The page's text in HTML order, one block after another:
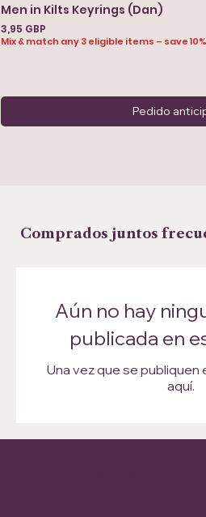
Men in Kilts Keyrings (Dan)
Precio
3,95 GBP
Mix & match any 3 eligible items – save 10%
Pedido
Comprados juntos
Aún no hay
publicada en
Una vez que se publiquen
aquí.